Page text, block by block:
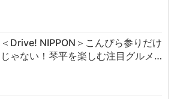
＜Drive! NIPPON＞こんぴら参りだけ
じゃない！琴平を楽しむ注目グルメ…